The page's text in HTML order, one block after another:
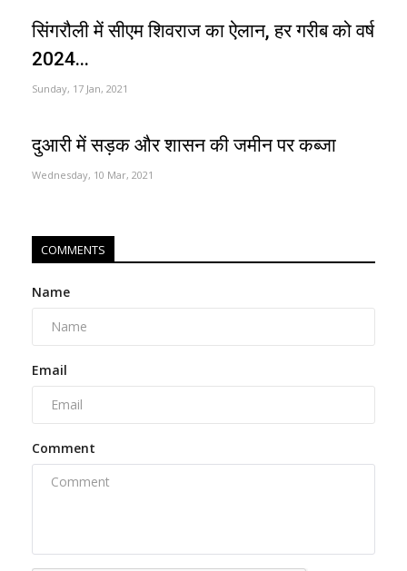
सिंगरौली में सीएम शिवराज का ऐलान, हर गरीब को वर्ष
2024...
Sunday, 17 Jan, 2021
दुआरी में सड़क और शासन की जमीन पर कब्जा
Wednesday, 10 Mar, 2021
COMMENTS
Name
Email
Comment